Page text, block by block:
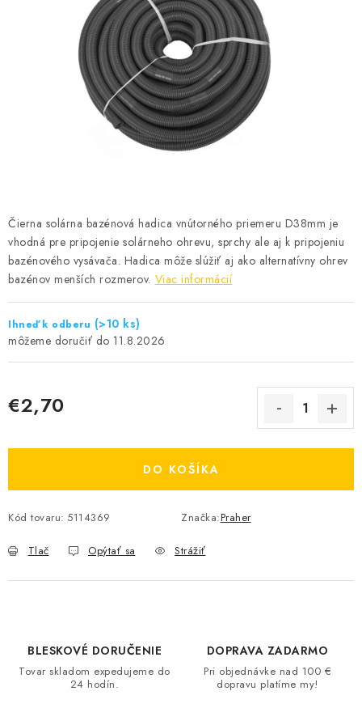
Čierna solárna bazénová hadica vnútorného priemeru D38mm je
vhodná pre pripojenie solárneho ohrevu, sprchy ale aj k pripojeniu
bazénového vysávača. Hadica môže slúžiť aj ako alternatívny ohrev
bazénov menších rozmerov. Viac informácií
Ihneď k odberu (>10 ks)
11.8.2026
€2,70
DO KOŠÍKA
Kód tovaru: 5114369 Značka:Praher
Tlač Opýtať sa Strážiť
BLESKOVÉ DORUČENIE
Tovar skladom expedujeme do
24 hodín.
DOPRAVA ZADARMO
Pri objednávke nad 100 €
dopravu platíme my!